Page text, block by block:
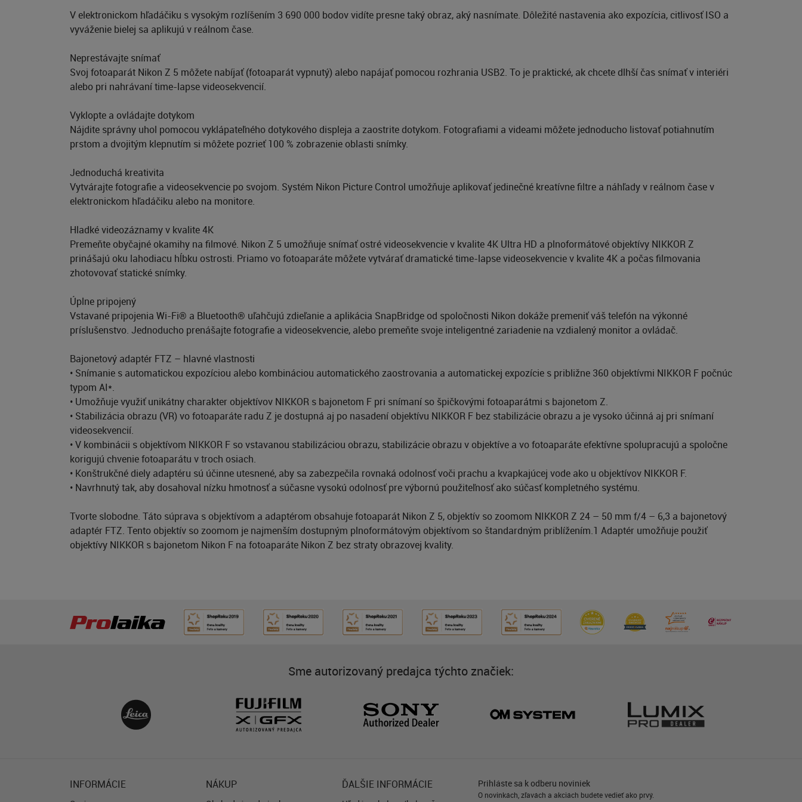
V elektronickom hľadáčiku s vysokým rozlíšením 3 690 000 bodov vidíte presne taký obraz, aký nasnímate. Dôležité nastavenia ako expozícia, citlivosť ISO a
vyváženie bielej sa aplikujú v reálnom čase.
Neprestávajte snímať
Svoj fotoaparát Nikon Z 5 môžete nabíjať (fotoaparát vypnutý) alebo napájať pomocou rozhrania USB2. To je praktické, ak chcete dlhší čas snímať v interiéri
alebo pri nahrávaní time-lapse videosekvencií.
Vyklopte a ovládajte dotykom
Nájdite správny uhol pomocou vyklápateľného dotykového displeja a zaostrite dotykom. Fotografiami a videami môžete jednoducho listovať potiahnutím
prstom a dvojitým klepnutím si môžete pozrieť 100 % zobrazenie oblasti snímky.
Jednoduchá kreativita
Vytvárajte fotografie a videosekvencie po svojom. Systém Nikon Picture Control umožňuje aplikovať jedinečné kreatívne filtre a náhľady v reálnom čase v
elektronickom hľadáčiku alebo na monitore.
Hladké videozáznamy v kvalite 4K
Premeňte obyčajné okamihy na filmové. Nikon Z 5 umožňuje snímať ostré videosekvencie v kvalite 4K Ultra HD a plnoformátové objektívy NIKKOR Z
prinášajú oku lahodiacu hĺbku ostrosti. Priamo vo fotoaparáte môžete vytvárať dramatické time-lapse videosekvencie v kvalite 4K a počas filmovania
zhotovovať statické snímky.
Úplne pripojený
Vstavané pripojenia Wi-Fi® a Bluetooth® uľahčujú zdieľanie a aplikácia SnapBridge od spoločnosti Nikon dokáže premeniť váš telefón na výkonné
príslušenstvo. Jednoducho prenášajte fotografie a videosekvencie, alebo premeňte svoje inteligentné zariadenie na vzdialený monitor a ovládač.
Bajonetový adaptér FTZ – hlavné vlastnosti
• Snímanie s automatickou expozíciou alebo kombináciou automatického zaostrovania a automatickej expozície s približne 360 objektívmi NIKKOR F počnúc
typom AI*.
• Umožňuje využiť unikátny charakter objektívov NIKKOR s bajonetom F pri snímaní so špičkovými fotoaparátmi s bajonetom Z.
• Stabilizácia obrazu (VR) vo fotoaparáte radu Z je dostupná aj po nasadení objektívu NIKKOR F bez stabilizácie obrazu a je vysoko účinná aj pri snímaní
videosekvencií.
• V kombinácii s objektívom NIKKOR F so vstavanou stabilizáciou obrazu, stabilizácie obrazu v objektíve a vo fotoaparáte efektívne spolupracujú a spoločne
korigujú chvenie fotoaparátu v troch osiach.
• Konštrukčné diely adaptéru sú účinne utesnené, aby sa zabezpečila rovnaká odolnosť voči prachu a kvapkajúcej vode ako u objektívov NIKKOR F.
• Navrhnutý tak, aby dosahoval nízku hmotnosť a súčasne vysokú odolnosť pre výbornú použiteľnosť ako súčasť kompletného systému.
Tvorte slobodne. Táto súprava s objektívom a adaptérom obsahuje fotoaparát Nikon Z 5, objektív so zoomom NIKKOR Z 24 – 50 mm f/4 – 6,3 a bajonetový
adaptér FTZ. Tento objektív so zoomom je najmenším dostupným plnoformátovým objektívom so štandardným priblížením.1 Adaptér umožňuje použiť
objektívy NIKKOR s bajonetom Nikon F na fotoaparáte Nikon Z bez straty obrazovej kvality.
Sme autorizovaný predajca týchto značiek:
INFORMÁCIE NÁKUP ĎALŠIE INFORMÁCIE Prihláste sa k odberu noviniek
O novinkách, zľavách a akciách budete vedieť ako prvý.